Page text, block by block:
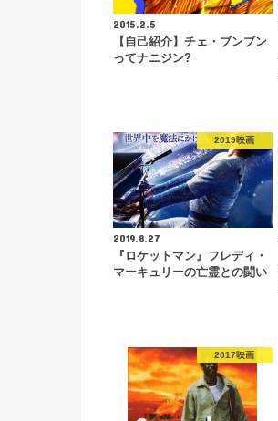
2015.2.5
【自己紹介】チェ・ブンブン
ってナニジン?
2019映画
2019.8.27
『ロケットマン』フレディ・
マーキュリーの亡霊との闘い
2017映画